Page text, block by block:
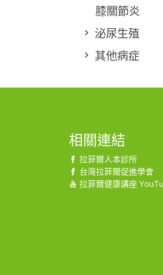
膝關節炎
泌尿生殖
其他病症
相關連結
拉菲爾人本診所
台灣拉菲爾促進學會
拉菲爾健康講座